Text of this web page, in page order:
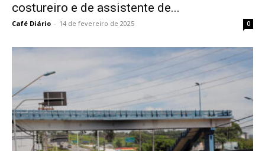
costureiro e de assistente de...
Café Diário - 14 de fevereiro de 2025 0